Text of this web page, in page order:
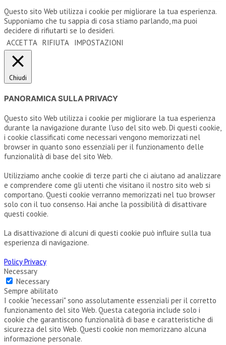
Questo sito Web utilizza i cookie per migliorare la tua esperienza.
Supponiamo che tu sappia di cosa stiamo parlando, ma puoi
decidere di rifiutarti se lo desideri.
ACCETTA RIFIUTA IMPOSTAZIONI
Chiudi
PANORAMICA SULLA PRIVACY
Questo sito Web utilizza i cookie per migliorare la tua esperienza
durante la navigazione durante l'uso del sito web. Di questi cookie,
i cookie classificati come necessari vengono memorizzati nel
browser in quanto sono essenziali per il funzionamento delle
funzionalità di base del sito Web.
Utilizziamo anche cookie di terze parti che ci aiutano ad analizzare
e comprendere come gli utenti che visitano il nostro sito web si
comportano. Questi cookie verranno memorizzati nel tuo browser
solo con il tuo consenso. Hai anche la possibilità di disattivare
questi cookie.
La disattivazione di alcuni di questi cookie può influire sulla tua
esperienza di navigazione.
Policy Privacy
Necessary
Necessary
Sempre abilitato
I cookie "necessari" sono assolutamente essenziali per il corretto
funzionamento del sito Web. Questa categoria include solo i
cookie che garantiscono funzionalità di base e caratteristiche di
sicurezza del sito Web. Questi cookie non memorizzano alcuna
informazione personale.